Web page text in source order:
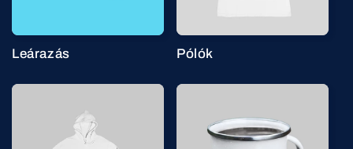
Leárazás Pólók